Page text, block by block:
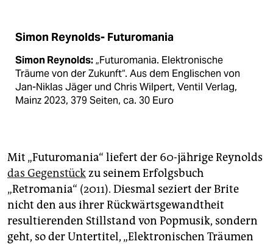
Simon Reynolds- Futuromania
Simon Reynolds:„Futuromania. Elektronische
Träume von der Zukunft“. Aus dem Englischen von
Jan-Niklas Jäger und Chris Wilpert, Ventil Verlag,
Mainz 2023, 379 Seiten, ca. 30 Euro
Mit „Futuromania“ liefert der 60-jährige Reynolds
das Gegenstückzu seinem Erfolgsbuch
„Retromania“ (2011). Diesmal seziert der Brite
nicht den aus ihrer Rückwärtsgewandtheit
resultierenden Stillstand von Popmusik, sondern
geht, so der Untertitel, „Elektronischen Träumen